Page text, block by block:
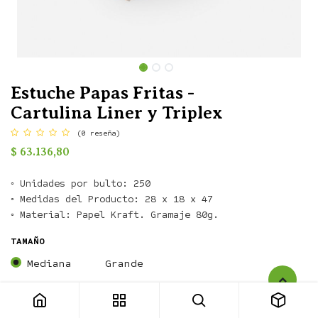
Estuche Papas Fritas -
Cartulina Liner y Triplex
(0 reseña)
$ 63.136,80
◦ Unidades por bulto: 250
◦ Medidas del Producto: 28 x 18 x 47
TAMAÑO
Mediana Grande
COLOR